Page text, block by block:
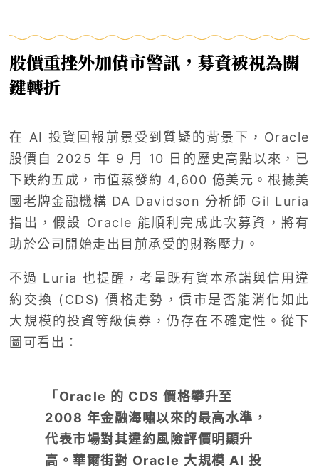
股價重挫外加債市警訊，募資被視為關
鍵轉折
在 AI 投資回報前景受到質疑的背景下，Oracle
股價自 2025 年 9 月 10 日的歷史高點以來，已
下跌約五成，市值蒸發約 4,600 億美元。根據美
國老牌金融機構 DA Davidson 分析師 Gil Luria
指出，假設 Oracle 能順利完成此次募資，將有
助於公司開始走出目前承受的財務壓力。
不過 Luria 也提醒，考量既有資本承諾與信用違
約交換 (CDS) 價格走勢，債市是否能消化如此
大規模的投資等級債券，仍存在不確定性。從下
圖可看出：
「Oracle 的 CDS 價格攀升至
2008 年金融海嘯以來的最高水準，
代表市場對其違約風險評價明顯升
高。 華爾街對 Oracle 大規模 AI 投